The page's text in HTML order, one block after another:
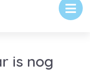
is nog